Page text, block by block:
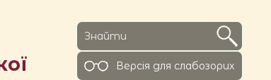
Версiя для слабозорих